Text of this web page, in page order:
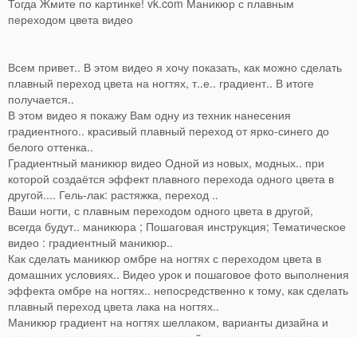
Тогда Жмите по картинке! vk.com Маникюр с плавным
переходом цвета видео
Всем привет.. В этом видео я хочу показать, как можно сделать
плавный переход цвета на ногтях, т..е.. градиент.. В итоге
получается..
В этом видео я покажу Вам одну из техник нанесения
градиентного.. красивый плавный переход от ярко-синего до
белого оттенка..
Градиентный маникюр видео Одной из новых, модных.. при
которой создаётся эффект плавного перехода одного цвета в
другой.... Гель-лак: растяжка, переход ..
Ваши ногти, с плавным переходом одного цвета в другой,
всегда будут.. маникюра ; Пошаговая инструкция; Тематическое
видео : градиентный маникюр..
Как сделать маникюр омбре на ногтях с переходом цвета в
домашних условиях.. Видео урок и пошаговое фото выполнения
эффекта омбре на ногтях.. непосредственно к тому, как сделать
плавный переход цвета лака на ногтях..
Маникюр градиент на ногтях шеллаком, варианты дизайна и